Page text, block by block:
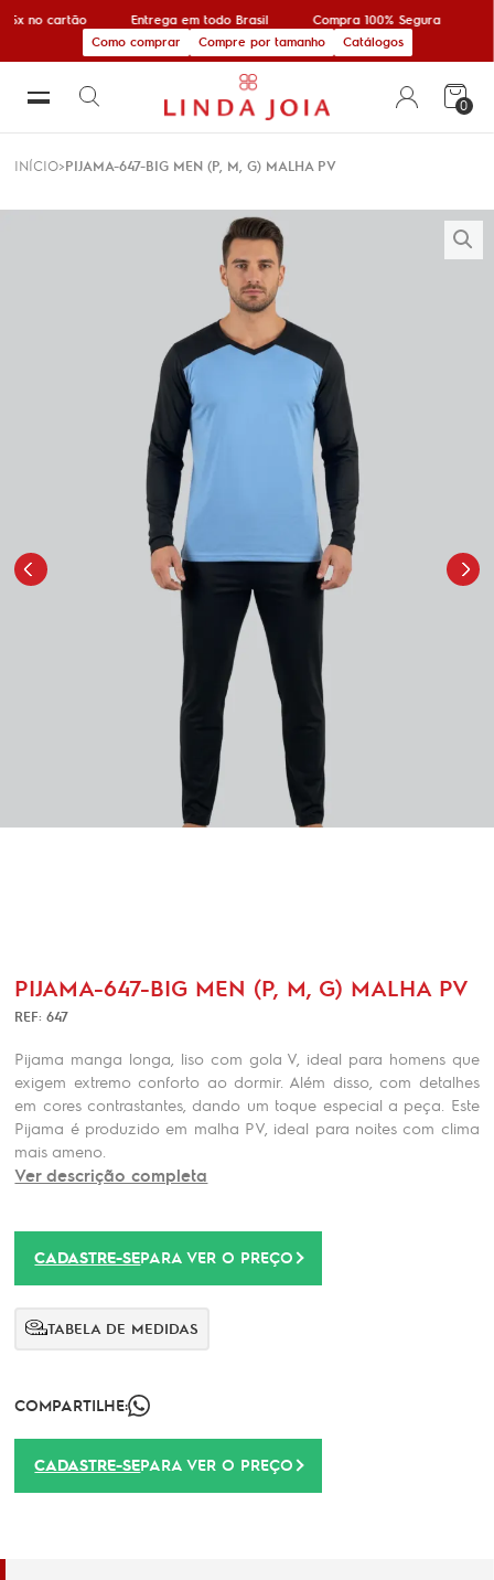
5x no cartão Entrega em todo Brasil Compra 100% Segura
Como comprar
Compre por tamanho Catálogos
0
INÍCIO PIJAMA-647-BIG MEN (P, M, G) MALHA PV
PIJAMA-647-BIG MEN (P, M, G) MALHA PV
REF: 647
Pijama manga longa, liso com gola V, ideal para homens que
exigem extremo conforto ao dormir. Além disso, com detalhes
em cores contrastantes, dando um toque especial a peça. Este
Pijama é produzido em malha PV, ideal para noites com clima
mais ameno.
Ver descrição completa
CADASTRE-SEPARA VER O PREÇO
TABELA DE MEDIDAS
COMPARTILHE:
CADASTRE-SEPARA VER O PREÇO